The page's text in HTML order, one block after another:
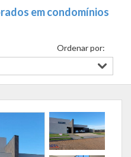
em condomínios
Ordenar por: